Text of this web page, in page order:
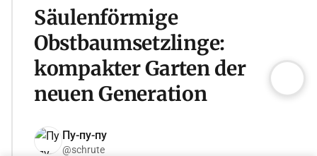
Säulenförmige
Obstbaumsetzlinge:
kompakter Garten der
neuen Generation
Пу-пу-пу
@schrute